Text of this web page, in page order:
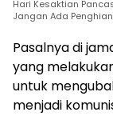
Hari Kesaktian
Jangan Ada
Pasalnya di
yang
untuk
menjadi